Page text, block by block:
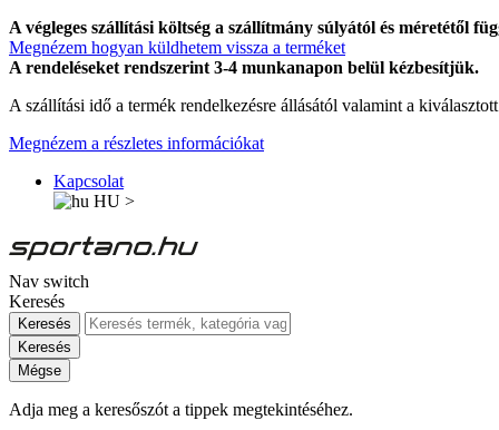
A végleges szállítási költség a szállítmány súlyától és méretétől
Megnézem hogyan küldhetem vissza a terméket
A rendeléseket rendszerint 3-4 munkanapon belül kézbesítjük.
A szállítási idő a termék rendelkezésre állásától valamint a
Megnézem a részletes információkat
Kapcsolat
HU >
Nav switch
Keresés
Keresés
Keresés
Mégse
Adja meg a keresőszót a tippek megtekintéséhez.